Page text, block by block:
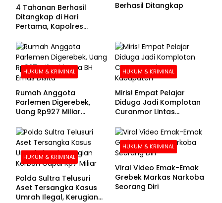
4 Tahanan Berhasil
Ditangkap di Hari
Pertama, Kapolres
Buronan Segera
Menyerahkan Diri
Berhasil Ditangkap
HUKUM & KRIMINAL
Rumah Anggota
Parlemen Digerebek,
Uang Rp927 Miliar
HUKUM & KRIMINAL
Miris! Empat Pelajar
Diduga Jadi Komplotan
Curanmor Lintas
HUKUM & KRIMINAL
Polda Sultra Telusuri
Aset Tersangka Kasus
Umrah Ilegal, Kerugian
HUKUM & KRIMINAL
Viral Video Emak-Emak
Grebek Markas Narkoba
Seorang Diri